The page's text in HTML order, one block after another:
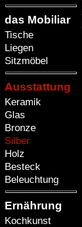
das Mobiliar
Tische
Liegen
Sitzmöbel
Ausstattung
Keramik
Glas
Bronze
Silber
Holz
Besteck
Beleuchtung
Ernährung
Kochkunst